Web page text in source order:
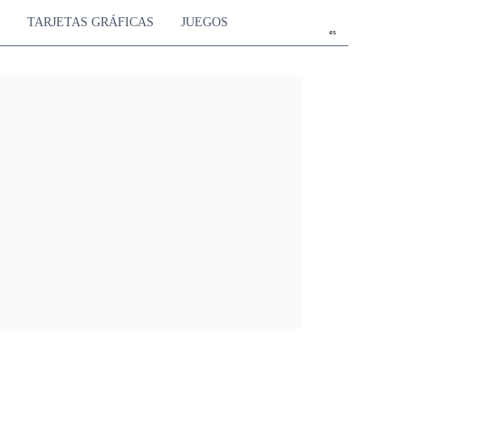
es
TARJETAS GRÁFICAS JUEGOS